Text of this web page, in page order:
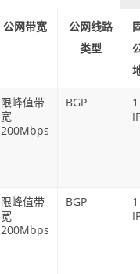
公网带宽
公网线路
类型
限峰值带
宽
200Mbps
BGP
1
限峰值带
宽
200Mbps
BGP
1